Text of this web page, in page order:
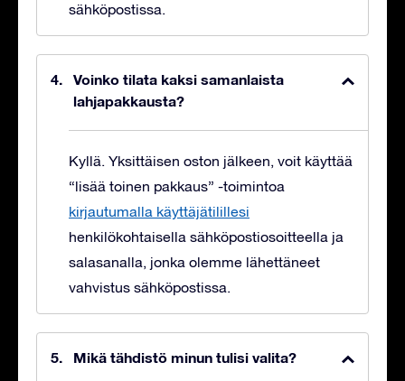
sähköpostissa.
Voinko tilata kaksi samanlaista
lahjapakkausta?
Kyllä. Yksittäisen oston jälkeen, voit käyttää
“lisää toinen pakkaus” -toimintoa
kirjautumalla käyttäjätilillesi
henkilökohtaisella sähköpostiosoitteella ja
salasanalla, jonka olemme lähettäneet
vahvistus sähköpostissa.
Mikä tähdistö minun tulisi valita?